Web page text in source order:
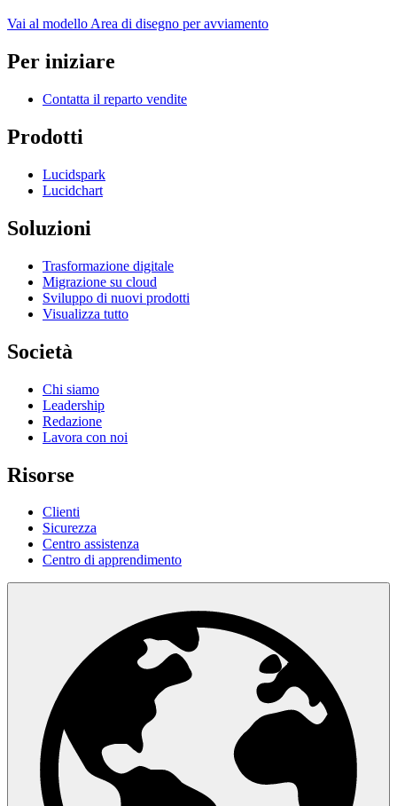
Vai al modello Area di disegno per avviamento
Per iniziare
Contatta il reparto vendite
Prodotti
Lucidspark
Lucidchart
Soluzioni
Trasformazione digitale
Migrazione su cloud
Sviluppo di nuovi prodotti
Visualizza tutto
Società
Chi siamo
Leadership
Redazione
Lavora con noi
Risorse
Clienti
Sicurezza
Centro assistenza
Centro di apprendimento